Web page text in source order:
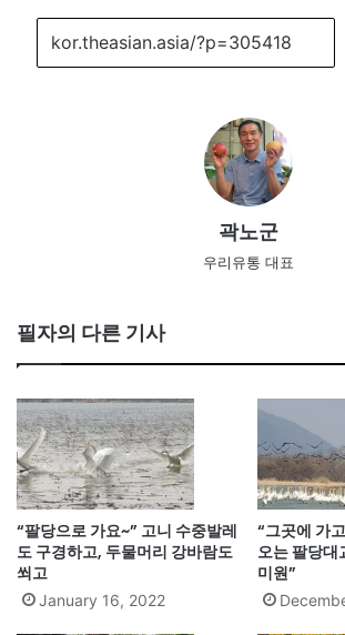
곽노군
우리유통 대표
필자의 다른 기사
“팔당으로 가요~” 고니 수중발레
도 구경하고, 두물머리 강바람도
쐬고
January 16, 2022
“그곳에 가
오는 팔당대
미원”